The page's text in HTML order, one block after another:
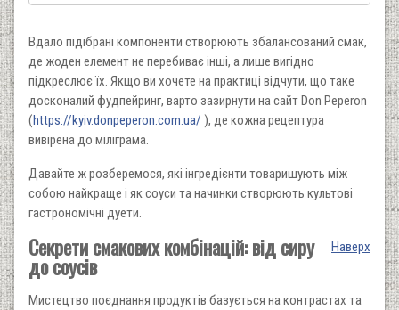
Вдало підібрані компоненти створюють збалансований смак,
де жоден елемент не перебиває інші, а лише вигідно
підкреслює їх. Якщо ви хочете на практиці відчути, що таке
досконалий фудпейринг, варто зазирнути на сайт Don Peperon
(https://kyiv.donpeperon.com.ua/ ), де кожна рецептура
вивірена до міліграма.
Давайте ж розберемося, які інгредієнти товаришують між
собою найкраще і як соуси та начинки створюють культові
гастрономічні дуети.
Наверх
Секрети смакових комбінацій: від сиру
до соусів
Мистецтво поєднання продуктів базується на контрастах та